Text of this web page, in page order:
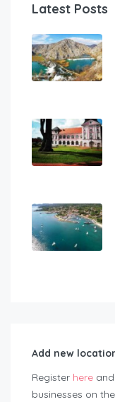
Latest Posts
Add new
Register here
businesses on